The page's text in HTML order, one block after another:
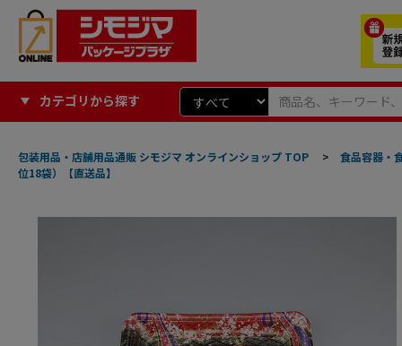
カテゴリから探す
包装用品・店舗用品通販 シモジマ オンラインショップ TOP >
食品容器・
位18袋）【直送品】